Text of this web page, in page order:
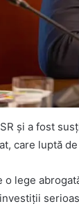
și a fost
care luptă
o lege